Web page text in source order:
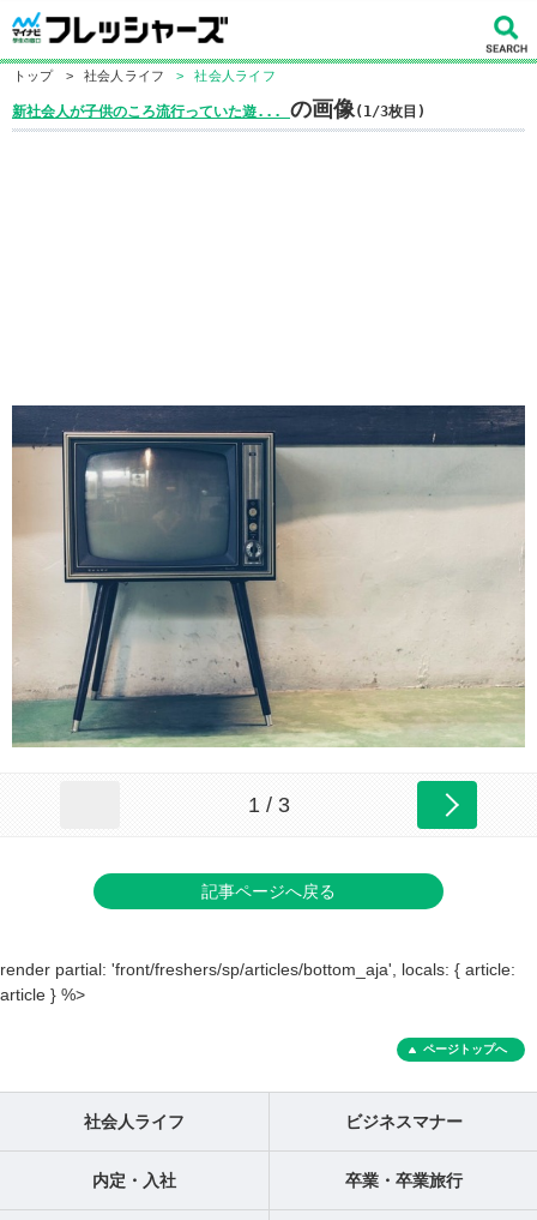
トップ > 社会人ライフ > 社会人ライフ
新社会人が子供のころ流行っていた遊... の画像(1/3枚目)
1 / 3
記事ページへ戻る
render partial: 'front/freshers/sp/articles/bottom_aja', locals: { article:
article } %>
ページトップへ
社会人ライフ ビジネスマナー
内定・入社 卒業・卒業旅行